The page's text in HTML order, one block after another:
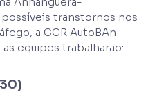
transtornos nos
a CCR AutoBAn
equipes trabalharão: